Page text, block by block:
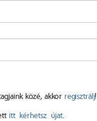
közé, akkor regisztrálj!
itt kérhetsz újat.